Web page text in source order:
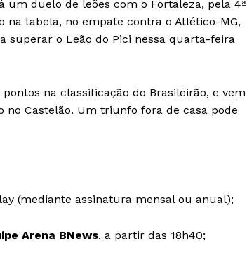
um duelo de leões com o Fortaleza, pela 4ª
na tabela, no empate contra o Atlético-MG,
superar o Leão do Pici nessa quarta-feira
na classificação do Brasileirão, e vem
Castelão. Um triunfo fora de casa pode
(mediante assinatura mensal ou anual);
Arena BNews, a partir das 18h40;